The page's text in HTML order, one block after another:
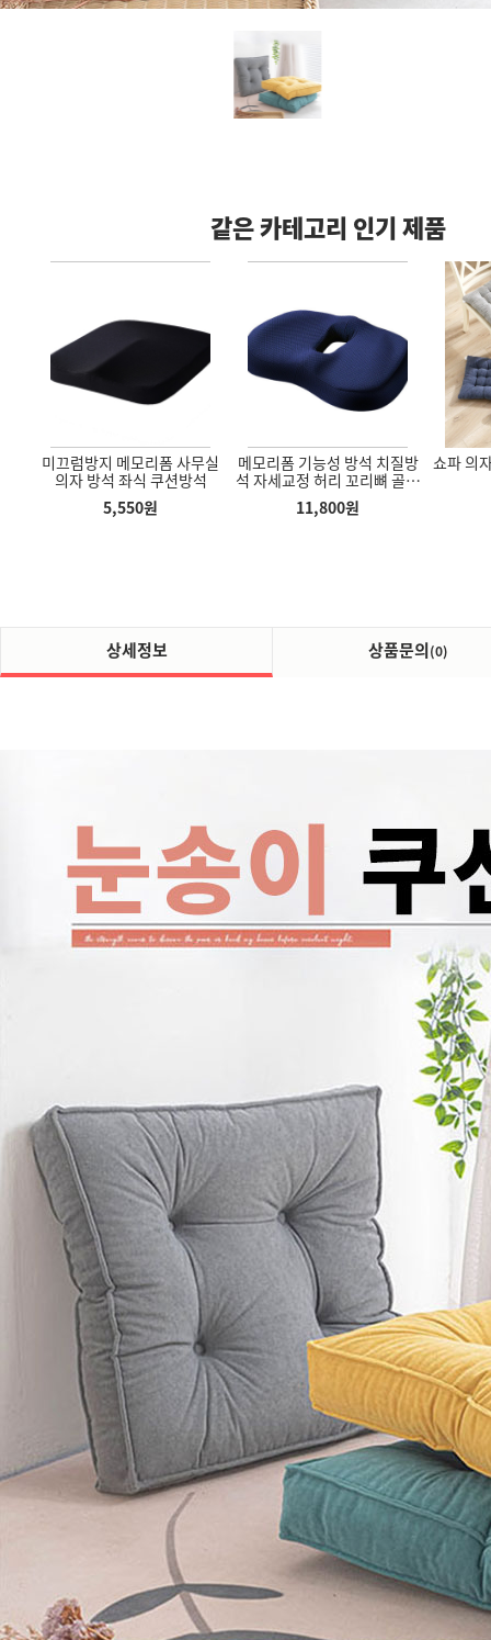
같은 카테고리 인기 제품
미끄럼방지 메모리폼 사무실
의자 방석 좌식 쿠션방석
5,550원
메모리폼 기능성 방석 치질방
석 자세교정 허리 꼬리뼈 골반
엉덩이 전립선 쿠션
11,800원
쇼파 의
보온병 테이
3D 수면안대 가벼운 안대 암
막 숙면안대 눈가리개
나무 직사각형 무소음 LED 탁
상시계 알람시계
상세정보 상품문의(0)